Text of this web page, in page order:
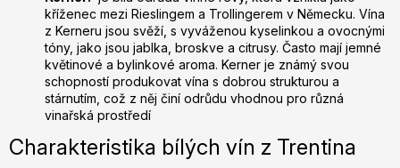
kříženec mezi Rieslingem a Trollingerem v Německu. Vína
z Kerneru jsou svěží, s vyváženou kyselinkou a ovocnými
tóny, jako jsou jablka, broskve a citrusy. Často mají jemné
květinové a bylinkové aroma. Kerner je známý svou
schopností produkovat vína s dobrou strukturou a
stárnutím, což z něj činí odrůdu vhodnou pro různá
vinařská prostředí
Charakteristika bílých vín z Trentina